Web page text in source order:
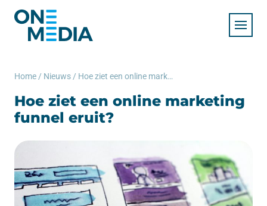
Home / Nieuws / Hoe ziet een online marketing funnel eruit?
Hoe ziet een online marketing
funnel eruit?